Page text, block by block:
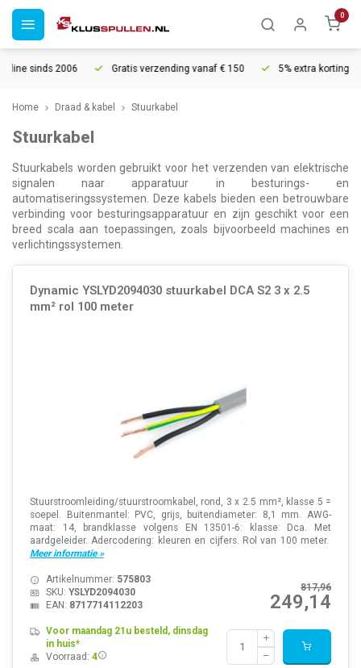
0
Gratis verzending vanaf € 150 5% extra korting vanaf € 1000
Home Draad & kabel Stuurkabel
Stuurkabel
Stuurkabels worden gebruikt voor het verzenden van elektrische
signalen naar apparatuur in besturings- en
automatiseringssystemen. Deze kabels bieden een betrouwbare
verbinding voor besturingsapparatuur en zijn geschikt voor een
breed scala aan toepassingen, zoals bijvoorbeeld machines en
verlichtingssystemen.
Dynamic YSLYD2094030 stuurkabel DCA S2 3 x 2.5
mm² rol 100 meter
Stuurstroomleiding/stuurstroomkabel, rond, 3 x 2.5 mm², klasse 5 =
soepel. Buitenmantel: PVC, grijs, buitendiameter: 8,1 mm. AWG-
maat: 14, brandklasse volgens EN 13501-6: klasse: Dca. Met
aardgeleider. Adercodering: kleuren en cijfers. Rol van 100 meter.
Meer informatie »
817,96
249,14
Artikelnummer: 575803
SKU: YSLYD2094030
EAN: 8717714112203
Voor maandag 21u besteld, dinsdag
in huis*
Voorraad: 4